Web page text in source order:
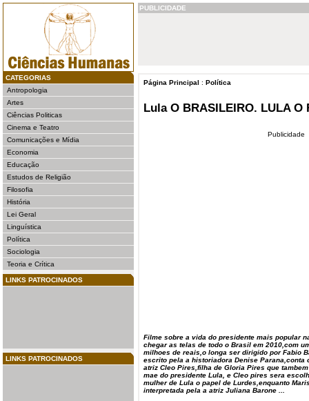
CATEGORIAS
Antropologia
Artes
Ciências Politicas
Cinema e Teatro
Comunicações e Mídia
Economia
Educação
Estudos de Religião
Filosofia
História
Lei Geral
Linguística
Política
Sociologia
Teoria e Crítica
LINKS PATROCINADOS
LINKS PATROCINADOS
PUBLICIDADE
Página Principal : Política
Lula O BRASILEIRO. LULA O
Publicidade
Filme sobre a vida do presidente mais popular
chegar as telas de todo o Brasil em 2010,com
milhoes de reais,o longa ser dirigido por Fabio
escrito pela a historiadora Denise Parana,conta
atriz Cleo Pires,filha de Gloria Pires que
mae do presidente Lula, e Cleo pires sera
mulher de Lula o papel de Lurdes,enquanto
interpretada pela a atriz Juliana Barone ...